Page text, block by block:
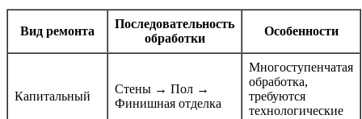
Вид ремонта
Последовательность
обработки
Особенности
Капитальный
Стены → Пол →
Финишная отделка
Многоступенчатая
обработка,
требуются
технологические